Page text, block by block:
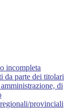
incompleta
da parte dei titolari
di
provinciali